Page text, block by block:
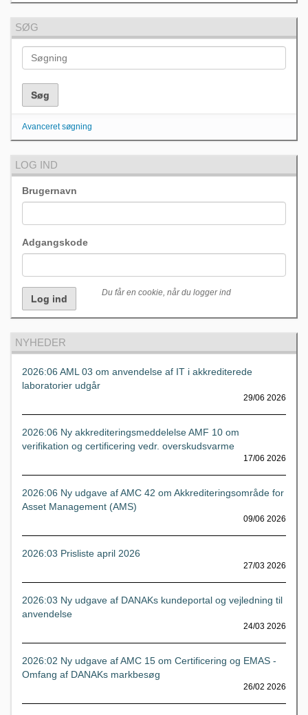
SØG
Avanceret søgning
LOG IND
Brugernavn
Adgangskode
Du får en cookie, når du logger ind
NYHEDER
2026:06 AML 03 om anvendelse af IT i akkrediterede
laboratorier udgår
29/06 2026
2026:06 Ny akkrediteringsmeddelelse AMF 10 om
verifikation og certificering vedr. overskudsvarme
17/06 2026
2026:06 Ny udgave af AMC 42 om Akkrediteringsområde for
Asset Management (AMS)
09/06 2026
2026:03 Prisliste april 2026
27/03 2026
2026:03 Ny udgave af DANAKs kundeportal og vejledning til
anvendelse
24/03 2026
2026:02 Ny udgave af AMC 15 om Certificering og EMAS -
Omfang af DANAKs markbesøg
26/02 2026